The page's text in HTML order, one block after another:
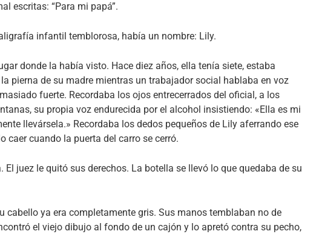
escritas: “Para mi papá”.
infantil temblorosa, había un nombre: Lily.
donde la había visto. Hace diez años, ella tenía siete, estaba
pierna de su madre mientras un trabajador social hablaba en voz
fuerte. Recordaba los ojos entrecerrados del oficial, a los
su propia voz endurecida por el alcohol insistiendo: «Ella es mi
llevársela.» Recordaba los dedos pequeños de Lily aferrando ese
caer cuando la puerta del carro se cerró.
El juez le quitó sus derechos. La botella se llevó lo que quedaba de su
cabello ya era completamente gris. Sus manos temblaban no de
el viejo dibujo al fondo de un cajón y lo apretó contra su pecho,